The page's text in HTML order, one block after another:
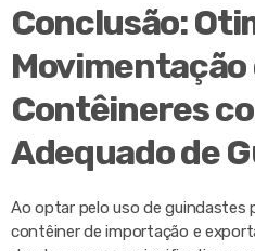
Conclusão:
Movimentação
Contêineres
Adequado de
Ao optar pelo uso de guindastes
contêiner de importação e